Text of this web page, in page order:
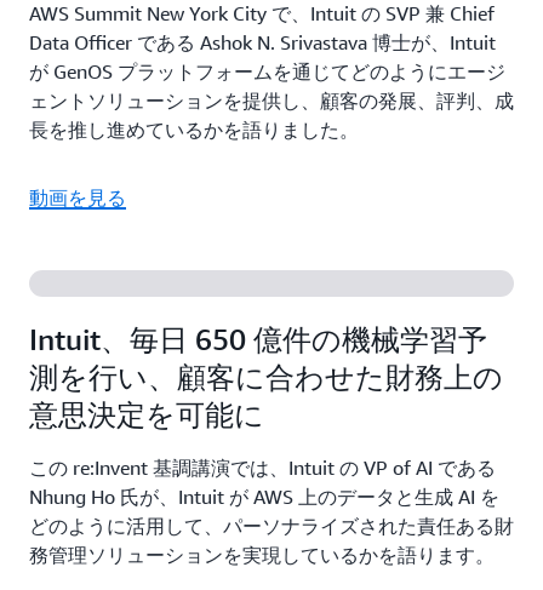
AWS Summit New York City で、Intuit の SVP 兼 Chief
Data Officer である Ashok N. Srivastava 博士が、Intuit
が GenOS プラットフォームを通じてどのようにエージ
ェントソリューションを提供し、顧客の発展、評判、成
長を推し進めているかを語りました。
動画を見る
Intuit、毎日 650 億件の機械学習予
測を行い、顧客に合わせた財務上の
意思決定を可能に
この re:Invent 基調講演では、Intuit の VP of AI である
Nhung Ho 氏が、Intuit が AWS 上のデータと生成 AI を
どのように活用して、パーソナライズされた責任ある財
務管理ソリューションを実現しているかを語ります。